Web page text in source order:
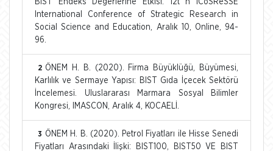
International Conference of Strategic Research in
Social Science and Education, Aralık 10, Online, 94-
96.
2 ÖNEM H. B. (2020). Firma Büyüklüğü, Büyümesi,
Karlılık ve Sermaye Yapısı: BIST Gıda İçecek Sektörü
İncelemesi. Uluslararası Marmara Sosyal Bilimler
Kongresi, IMASCON, Aralık 4, KOCAELİ.
3 ÖNEM H. B. (2020). Petrol Fiyatları ile Hisse Senedi
Fiyatları Arasındaki İlişki: BIST100, BIST50 VE BIST